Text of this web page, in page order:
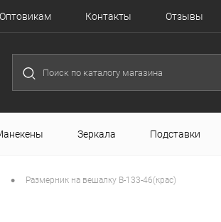
Оптовикам Контакты Отзывы
Зеркала Подставки
• Размерник на вешалку В-133-46(крас)